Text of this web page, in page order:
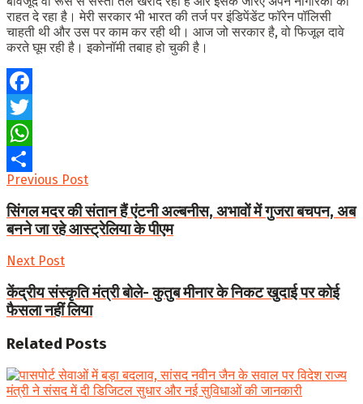
राहत दे रहा है। मेरी सरकार भी भारत की तर्ज पर इंडिपेंडेंट फॉरेन पॉलिसी
चाहती थी और उस पर काम कर रही थी। आज जो सरकार है, वो फिजूल दावे
करते घूम रही है। इकोनॉमी तबाह हो चुकी है।
Facebook
Twitter
WhatsApp
Share
Previous Post
सिंगल मदर की संतान हैं एंटनी अल्बनीस, अभावों में गुजरा बचपन, अब
बनने जा रहे आस्ट्रेलिया के पीएम
Next Post
केंद्रीय संस्कृति मंत्री बोले- कुतुब मीनार के निकट खुदाई पर कोई
फैसला नहीं लिया
Related Posts